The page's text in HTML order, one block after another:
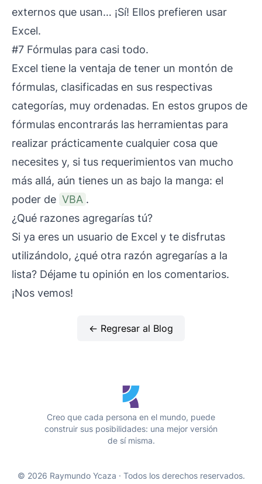
externos que usan… ¡Sí! Ellos prefieren usar
Excel.
#7 Fórmulas para casi todo.
Excel tiene la ventaja de tener un montón de
fórmulas, clasificadas en sus respectivas
categorías, muy ordenadas. En estos grupos de
fórmulas encontrarás las herramientas para
realizar prácticamente cualquier cosa que
necesites y, si tus requerimientos van mucho
más allá, aún tienes un as bajo la manga: el
poder de VBA .
¿Qué razones agregarías tú?
Si ya eres un usuario de Excel y te disfrutas
utilizándolo, ¿qué otra razón agregarías a la
lista? Déjame tu opinión en los comentarios.
¡Nos vemos!
← Regresar al Blog
Creo que cada persona en el mundo, puede
construir sus posibilidades: una mejor versión
de sí misma.
© 2026 Raymundo Ycaza · Todos los derechos reservados.